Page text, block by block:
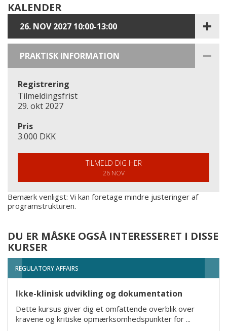
KALENDER
26. NOV 2027 10:00-13:00
PRAKTISK INFORMATION
Registrering
Tilmeldingsfrist
29. okt 2027
Pris
3.000 DKK
TILMELD DIG HER
26 NOV
Bemærk venligst: Vi kan foretage mindre justeringer af
programstrukturen.
DU ER MÅSKE OGSÅ INTERESSERET I DISSE
KURSER
REGULATORY AFFAIRS
Ikke-klinisk udvikling og dokumentation
Dette kursus giver dig et omfattende overblik over
kravene og kritiske opmærksomhedspunkter for ...